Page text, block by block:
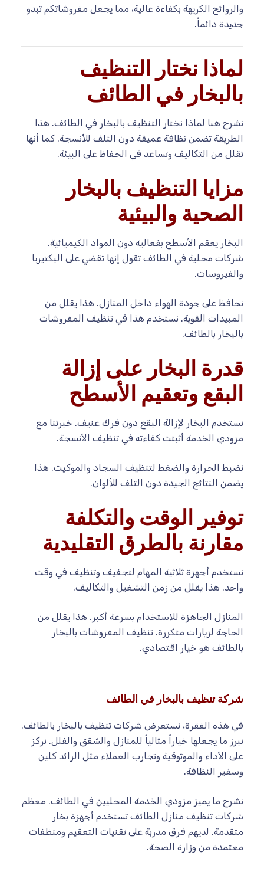
والروائح الكريهة بكفاءة عالية، مما يجعل مفروشاتكم تبدو
جديدة دائماً.
لماذا نختار التنظيف
بالبخار في الطائف
نشرح هنا لماذا نختار التنظيف بالبخار في الطائف. هذا
الطريقة تضمن نظافة عميقة دون التلف للأنسجة. كما أنها
تقلل من التكاليف وتساعد في الحفاظ على البيئة.
مزايا التنظيف بالبخار
الصحية والبيئية
البخار يعقم الأسطح بفعالية دون المواد الكيميائية.
شركات محلية في الطائف تقول إنها تقضي على البكتيريا
والفيروسات.
نحافظ على جودة الهواء داخل المنازل. هذا يقلل من
المبيدات القوية. نستخدم هذا في تنظيف المفروشات
بالبخار بالطائف.
قدرة البخار على إزالة
البقع وتعقيم الأسطح
نستخدم البخار لإزالة البقع دون فرك عنيف. خبرتنا مع
مزودي الخدمة أثبتت كفاءته في تنظيف الأنسجة.
نضبط الحرارة والضغط لتنظيف السجاد والموكيت. هذا
يضمن النتائج الجيدة دون التلف للألوان.
توفير الوقت والتكلفة
مقارنة بالطرق التقليدية
نستخدم أجهزة ثلاثية المهام لتجفيف وتنظيف في وقت
واحد. هذا يقلل من زمن التشغيل والتكاليف.
المنازل الجاهزة للاستخدام بسرعة أكبر. هذا يقلل من
الحاجة لزيارات متكررة. تنظيف المفروشات بالبخار
بالطائف هو خيار اقتصادي.
شركة تنظيف بالبخار في الطائف
في هذه الفقرة، نستعرض شركات تنظيف بالبخار بالطائف.
نبرز ما يجعلها خياراً مثالياً للمنازل والشقق والفلل. نركز
على الأداء والموثوقية وتجارب العملاء مثل الرائد كلين
وسفير النظافة.
نشرح ما يميز مزودي الخدمة المحليين في الطائف. معظم
شركات تنظيف منازل الطائف تستخدم أجهزة بخار
متقدمة. لديهم فرق مدربة على تقنيات التعقيم ومنظفات
معتمدة من وزارة الصحة.